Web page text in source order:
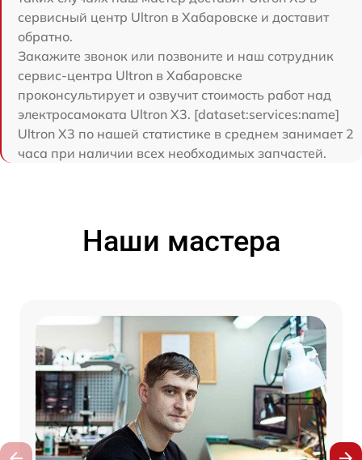
сервисный центр Ultron в Хабаровске и доставит
обратно.
Закажите звонок или позвоните и наш сотрудник
сервис-центра Ultron в Хабаровске
проконсультирует и озвучит стоимость работ над
электросамоката Ultron X3. [dataset:services:name]
Ultron X3 по нашей статистике в среднем занимает 2
часа при наличии всех необходимых запчастей.
Наши мастера